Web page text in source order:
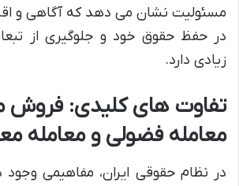
مسئولیت نشان می دهد که آگاهی و
در حفظ حقوق خود و جلوگیری از
زیادی دارد.
تفاوت های کلیدی: فروش
معامله فضولی و معامله
در نظام حقوقی ایران، مفاهیمی وجود